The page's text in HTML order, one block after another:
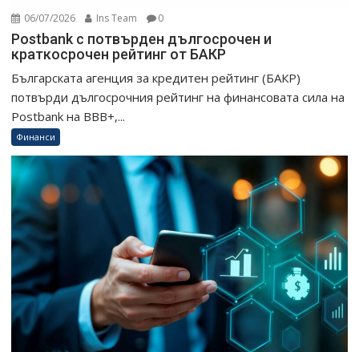
06/07/2026 Ins Team 0
Postbank с потвърден дългосрочен и
краткосрочен рейтинг от БАКР
Българската агенция за кредитен рейтинг (БАКР)
потвърди дългосрочния рейтинг на финансовата сила на
Postbank на BBB+,...
Финанси